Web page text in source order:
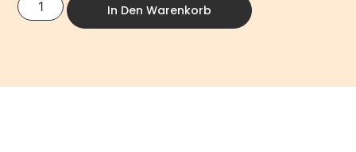
In Den Warenkorb